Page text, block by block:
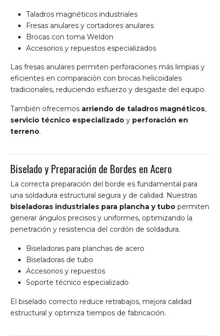
Taladros magnéticos industriales
Fresas anulares y cortadores anulares
Brocas con toma Weldon
Accesorios y repuestos especializados
Las fresas anulares permiten perforaciones más limpias y
eficientes en comparación con brocas helicoidales
tradicionales, reduciendo esfuerzo y desgaste del equipo.
También ofrecemos arriendo de taladros magnéticos,
servicio técnico especializado y perforación en
terreno.
Biselado y Preparación de Bordes en Acero
La correcta preparación del borde es fundamental para
una soldadura estructural segura y de calidad. Nuestras
biseladoras industriales para plancha y tubo permiten
generar ángulos precisos y uniformes, optimizando la
penetración y resistencia del cordón de soldadura.
Biseladoras para planchas de acero
Biseladoras de tubo
Accesorios y repuestos
Soporte técnico especializado
El biselado correcto reduce retrabajos, mejora calidad
estructural y optimiza tiempos de fabricación.